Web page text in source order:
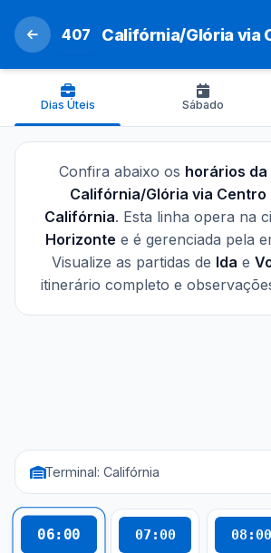
407
Dias Úteis Sábado
Confira abaixo os horários
Califórnia/Glória via Centro
Califórnia. Esta linha opera na
Horizonte e é gerenciada pela
Visualize as partidas de Ida e
itinerário completo e
Terminal: Califórnia
06:00 07:00 08:00